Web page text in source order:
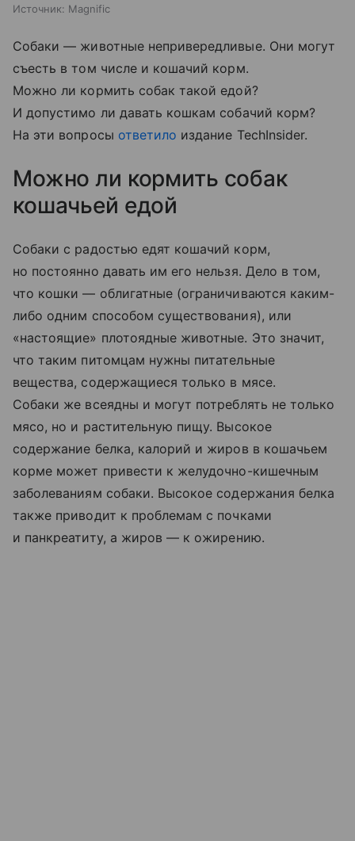
Источник: Magnific
Собаки — животные непривередливые. Они могут
съесть в том числе и кошачий корм.
Можно ли кормить собак такой едой?
И допустимо ли давать кошкам собачий корм?
На эти вопросы ответило издание TechInsider.
Можно ли кормить собак
кошачьей едой
Собаки с радостью едят кошачий корм,
но постоянно давать им его нельзя. Дело в том,
что кошки — облигатные (ограничиваются каким-
либо одним способом существования), или
«настоящие» плотоядные животные. Это значит,
что таким питомцам нужны питательные
вещества, содержащиеся только в мясе.
Собаки же всеядны и могут потреблять не только
мясо, но и растительную пищу. Высокое
содержание белка, калорий и жиров в кошачьем
корме может привести к желудочно-кишечным
заболеваниям собаки. Высокое содержания белка
также приводит к проблемам с почками
и панкреатиту, а жиров — к ожирению.